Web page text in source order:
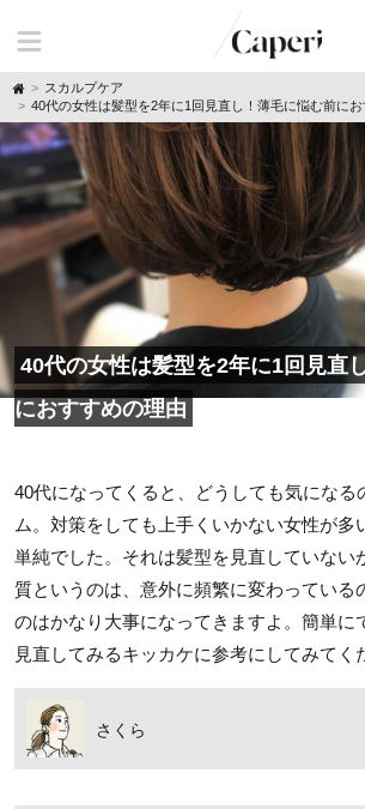
H
o
m
e
スカルプケア
40代の女性は髪型を2年に1回見直し！薄毛に悩む前に
40代の女性は髪型を2年に1回見直
におすすめの理由
40代になってくると、どうしても気になる
ム。対策をしても上手くいかない女性が多
単純でした。それは髪型を見直していない
質というのは、意外に頻繁に変わっている
のはかなり大事になってきますよ。簡単に
見直してみるキッカケに参考にしてみてく
さくら